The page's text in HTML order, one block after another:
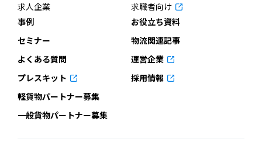
求人企業
求職者向け
事例
お役立ち資料
セミナー
物流関連記事
よくある質問
運営企業
プレスキット
採用情報
軽貨物パートナー募集
一般貨物パートナー募集